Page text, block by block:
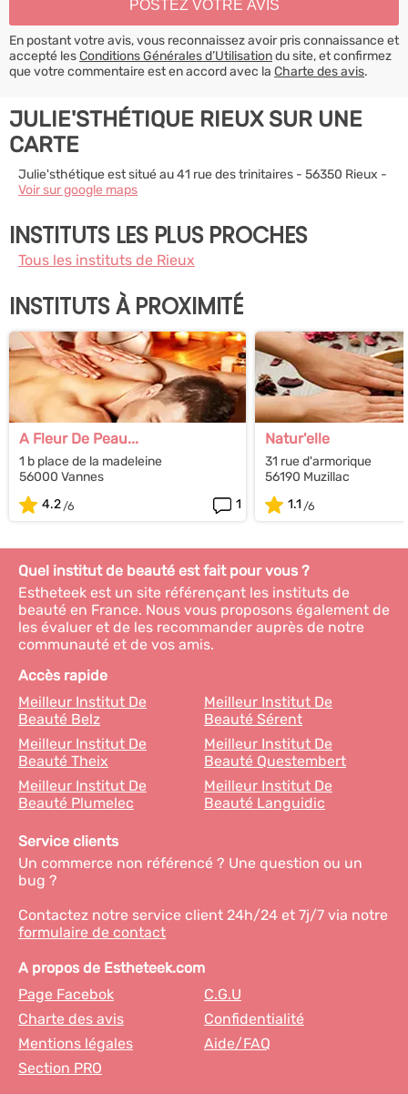
En postant votre avis, vous reconnaissez avoir pris connaissance et
accepté lesConditions Générales d’Utilisationdu site, et confirmez
que votre commentaire est en accord avec la Charte des avis.
JULIE'STHÉTIQUE RIEUX SUR UNE
CARTE
Julie'sthétique est situé au 41 rue des trinitaires - 56350 Rieux -
Voir sur google maps
INSTITUTS LES PLUS PROCHES
Tous les instituts de Rieux
INSTITUTS À PROXIMITÉ
A Fleur De Peau...
1 b place de la madeleine
56000 Vannes
4.2
1
Natur'elle
31 rue d'armorique
56190 Muzillac
1.1
Quel institut de beauté est fait pour vous ?
Estheteek est un site référençant les instituts de
beauté en France. Nous vous proposons également de
les évaluer et de les recommander auprès de notre
communauté et de vos amis.
Accès rapide
Meilleur Institut De
Beauté Belz
Meilleur Institut De
Beauté Sérent
Meilleur Institut De
Beauté Theix
Meilleur Institut De
Beauté Questembert
Meilleur Institut De
Beauté Plumelec
Meilleur Institut De
Beauté Languidic
Service clients
Un commerce non référencé ? Une question ou un
bug ?
Contactez notre service client 24h/24 et 7j/7 via notre
formulaire de contact
A propos de Estheteek.com
Page Facebok
C.G.U
Charte des avis
Confidentialité
Mentions légales
Aide/FAQ
Section PRO